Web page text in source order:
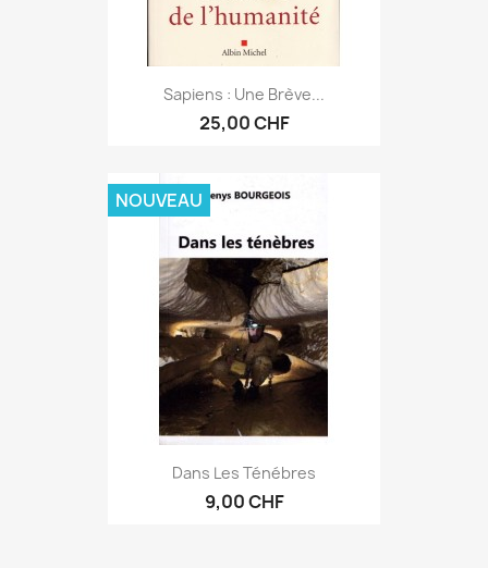
Sapiens : Une Brève...
25,00 CHF
Dans Les Ténébres
9,00 CHF
NOUVEAU